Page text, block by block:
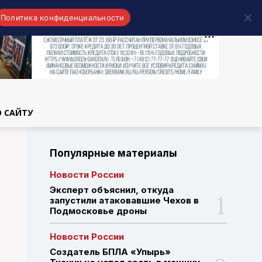
САЙТУ
Популярные материалы
Новости России
Эксперт объяснил, откуда
запустили атаковавшие Чехов в
Подмосковье дроны
Новости России
Создатель БПЛА «Упырь»
Политика конфиденциальности